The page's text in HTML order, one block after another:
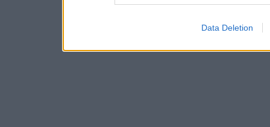
Data Deletion